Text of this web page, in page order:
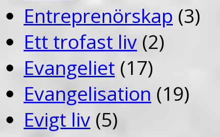
Entreprenörskap (3)
Ett trofast liv (2)
Evangeliet (17)
Evangelisation (19)
Evigt liv (5)